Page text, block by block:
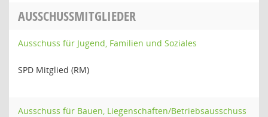
AUSSCHUSSMITGLIEDER
Ausschuss für Jugend, Familien und Soziales
SPD Mitglied (RM)
Ausschuss für Bauen, Liegenschaften/Betriebsausschuss